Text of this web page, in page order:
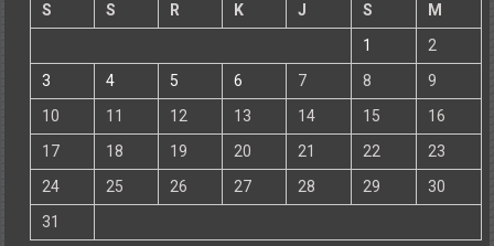
S
S R K J S
M
1
2
3
4 5 6 7 8
9
10
11 12 13 14 15
16
17
18 19 20 21 22
23
24
25 26 27 28 29
30
31